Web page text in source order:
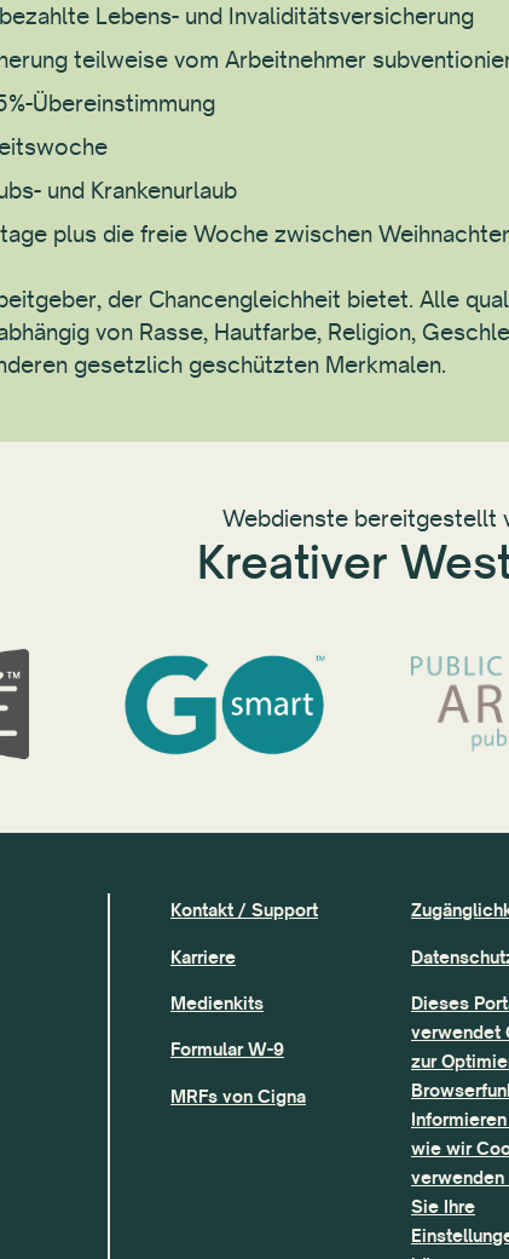
Lebens- und Invaliditätsversicherung
teilweise vom Arbeitnehmer
Übereinstimmung
und Krankenurlaub
plus die freie Woche zwischen
der Chancengleichheit bietet. Alle
von Rasse, Hautfarbe, Religion,
gesetzlich geschützten Merkmalen.
Webdienste bereitgestellt
Kreativer
Kontakt / Support
Karriere
Medienkits
Formular W-9
MRFs von Cigna
Dieses
verwendet
zur
wie wir
verwenden
Sie Ihre